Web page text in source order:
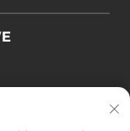
Strefa